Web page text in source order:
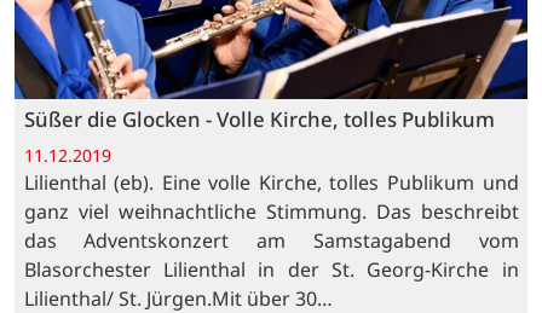
Süßer die Glocken - Volle Kirche, tolles Publikum
11.12.2019
Lilienthal (eb). Eine volle Kirche, tolles Publikum und
ganz viel weihnachtliche Stimmung. Das beschreibt
das Adventskonzert am Samstagabend vom
Blasorchester Lilienthal in der St. Georg-Kirche in
Lilienthal/ St. Jürgen.Mit über 30…